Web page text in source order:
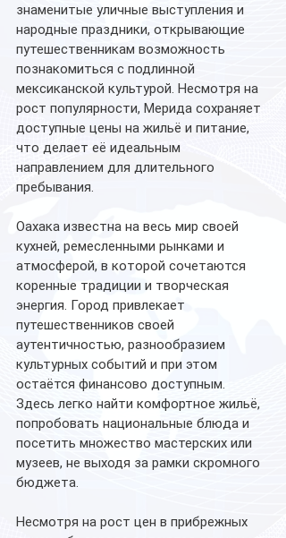
знаменитые уличные выступления и
народные праздники, открывающие
путешественникам возможность
познакомиться с подлинной
мексиканской культурой. Несмотря на
рост популярности, Мерида сохраняет
доступные цены на жильё и питание,
что делает её идеальным
направлением для длительного
пребывания.
Оахака известна на весь мир своей
кухней, ремесленными рынками и
атмосферой, в которой сочетаются
коренные традиции и творческая
энергия. Город привлекает
путешественников своей
аутентичностью, разнообразием
культурных событий и при этом
остаётся финансово доступным.
Здесь легко найти комфортное жильё,
попробовать национальные блюда и
посетить множество мастерских или
музеев, не выходя за рамки скромного
бюджета.
Несмотря на рост цен в прибрежных